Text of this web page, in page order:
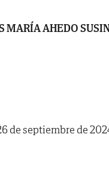
MARÍA AHEDO
de septiembre de